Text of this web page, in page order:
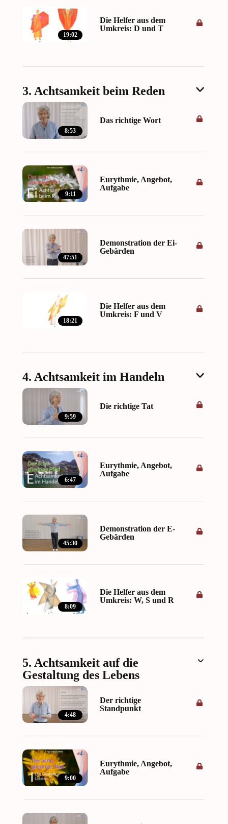
19:02
Die Helfer aus dem
Umkreis: D und T
3. Achtsamkeit beim Reden
8:53
Das richtige Wort
9:11
Eurythmie, Angebot,
Aufgabe
47:51
Demonstration der Ei-
Gebärden
18:21
Die Helfer aus dem
Umkreis: F und V
4. Achtsamkeit im Handeln
9:59
Die richtige Tat
6:47
Eurythmie, Angebot,
Aufgabe
45:30
Demonstration der E-
Gebärden
8:09
Die Helfer aus dem
Umkreis: W, S und R
5. Achtsamkeit auf die
Gestaltung des Lebens
4:48
Der richtige
Standpunkt
9:00
Eurythmie, Angebot,
Aufgabe